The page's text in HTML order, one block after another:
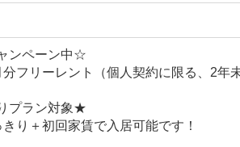
ンペーン中☆
分フリーレント（個人契約に限る、2年
プラン対象★
り＋初回家賃で入居可能です！